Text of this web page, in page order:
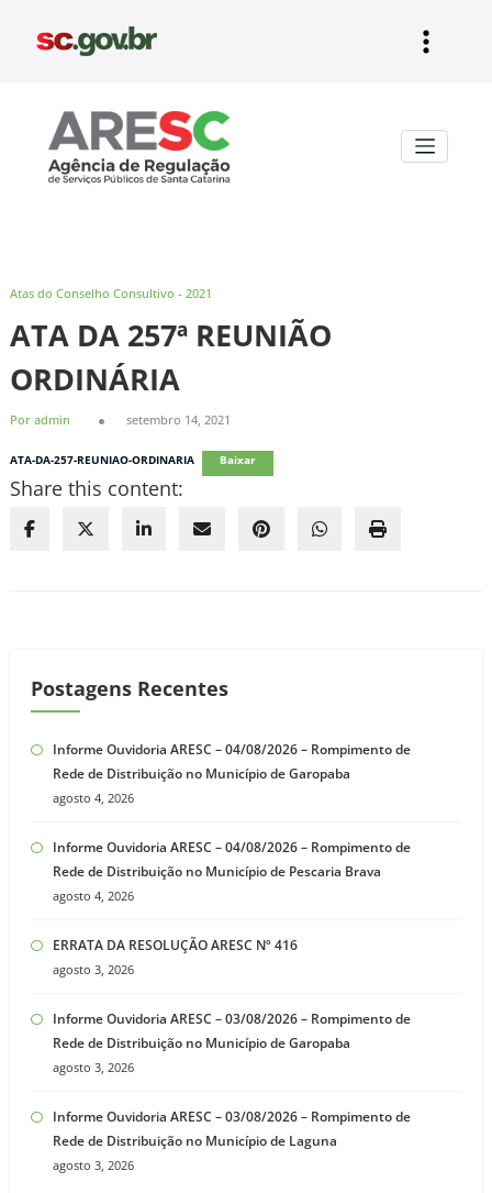
Atas do Conselho Consultivo - 2021
ATA DA 257ª REUNIÃO
ORDINÁRIA
Por admin setembro 14, 2021
ATA-DA-257-REUNIAO-ORDINARIA Baixar
Share this content:
Postagens Recentes
Informe Ouvidoria ARESC – 04/08/2026 – Rompimento de
Rede de Distribuição no Município de Garopaba
agosto 4, 2026
Informe Ouvidoria ARESC – 04/08/2026 – Rompimento de
Rede de Distribuição no Município de Pescaria Brava
agosto 4, 2026
ERRATA DA RESOLUÇÃO ARESC Nº 416
agosto 3, 2026
Informe Ouvidoria ARESC – 03/08/2026 – Rompimento de
Rede de Distribuição no Município de Garopaba
agosto 3, 2026
Informe Ouvidoria ARESC – 03/08/2026 – Rompimento de
Rede de Distribuição no Município de Laguna
agosto 3, 2026